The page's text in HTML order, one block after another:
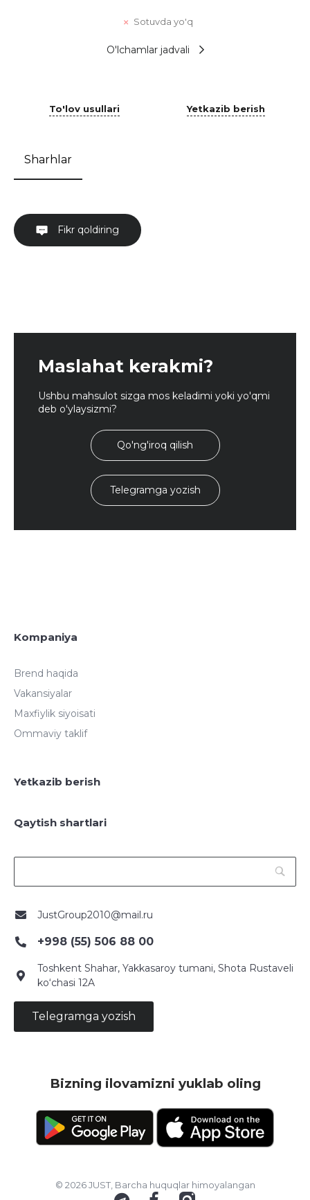
Sotuvda yo'q
O'lchamlar jadvali
To'lov usullari Yetkazib berish
Sharhlar
Fikr qoldiring
Maslahat kerakmi?
Ushbu mahsulot sizga mos keladimi yoki yo'qmi
deb o'ylaysizmi?
Qo'ng'iroq qilish
Telegramga yozish
Kompaniya
Brend haqida
Vakansiyalar
Maxfiylik siyoisati
Ommaviy taklif
Yetkazib berish
Qaytish shartlari
JustGroup2010@mail.ru
+998 (55) 506 88 00
Toshkent Shahar, Yakkasaroy tumani, Shota Rustaveli
ko‘chasi 12A
Telegramga yozish
Bizning ilovamizni yuklab oling
© 2026 JUST, Barcha huquqlar himoyalangan